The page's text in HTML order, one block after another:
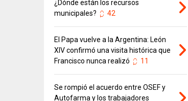
¿Dónde están los recursos
municipales?
42
El Papa vuelve a la Argentina: León
XIV confirmó una visita histórica que
Francisco nunca realizó
11
Se rompió el acuerdo entre OSEF y
Autofarma y los trabajadores